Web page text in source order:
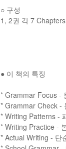
○ 구성
1, 2권 각 7
● 이 책의 특징
* Grammar Focus -
* Grammar Check -
* Writing Patterns -
* Writing Practice -
* Actual Writing - 단